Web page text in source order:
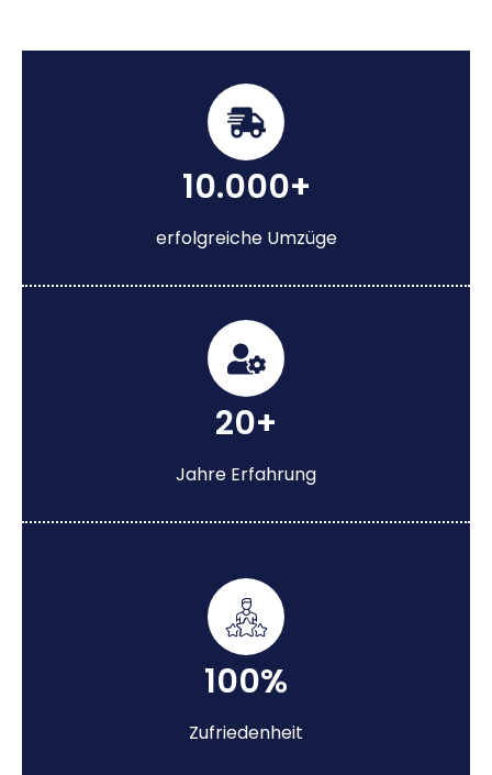
10.000+
erfolgreiche Umzüge
20+
Jahre Erfahrung
100%
Zufriedenheit